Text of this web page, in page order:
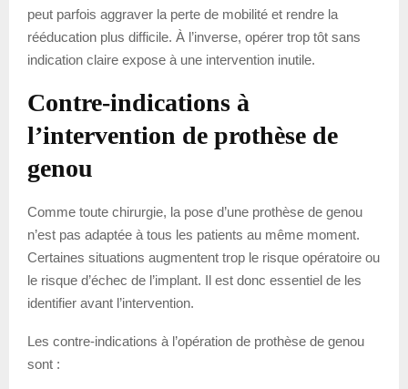
peut parfois aggraver la perte de mobilité et rendre la
rééducation plus difficile. À l’inverse, opérer trop tôt sans
indication claire expose à une intervention inutile.
Contre-indications à
l’intervention de prothèse de
genou
Comme toute chirurgie, la pose d’une prothèse de genou
n’est pas adaptée à tous les patients au même moment.
Certaines situations augmentent trop le risque opératoire ou
le risque d’échec de l’implant. Il est donc essentiel de les
identifier avant l’intervention.
Les contre-indications à l’opération de prothèse de genou
sont :